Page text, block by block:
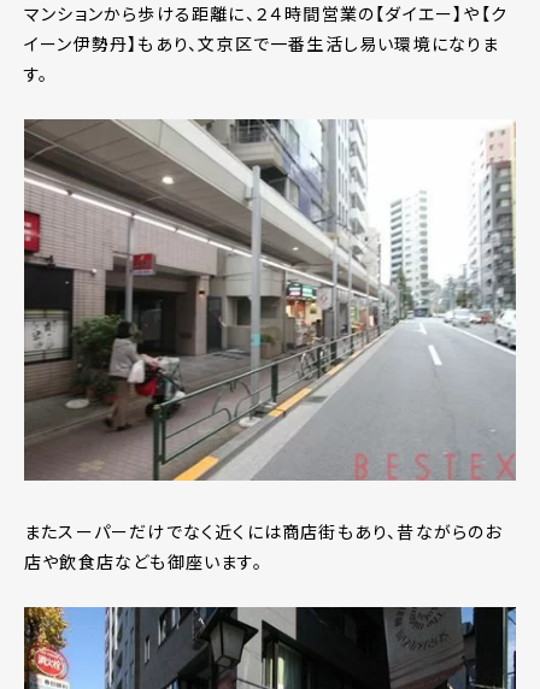
マンションから歩ける距離に、２４時間営業の【ダイエー】や【ク
イーン伊勢丹】もあり、文京区で一番生活し易い環境になりま
す。
またスーパーだけでなく近くには商店街もあり、昔ながらのお
店や飲食店なども御座います。